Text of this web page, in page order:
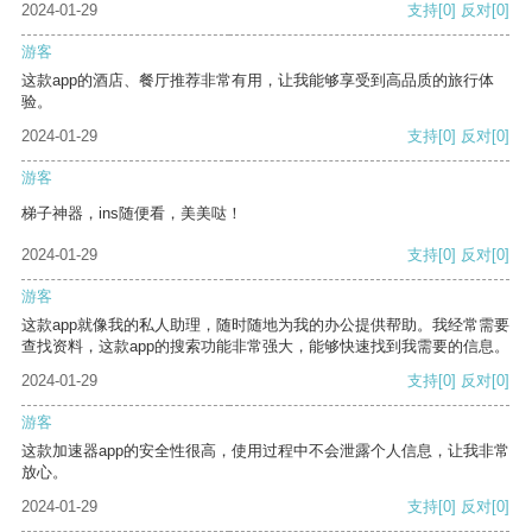
2024-01-29 支持[0] 反对[0]
游客
这款app的酒店、餐厅推荐非常有用，让我能够享受到高品质的旅行体
验。
2024-01-29
支持[0] 反对[0]
游客
梯子神器，ins随便看，美美哒！
2024-01-29 支持[0] 反对[0]
游客
这款app就像我的私人助理，随时随地为我的办公提供帮助。我经常需要
查找资料，这款app的搜索功能非常强大，能够快速找到我需要的信息。
2024-01-29
支持[0] 反对[0]
游客
这款加速器app的安全性很高，使用过程中不会泄露个人信息，让我非常
放心。
2024-01-29
支持[0] 反对[0]